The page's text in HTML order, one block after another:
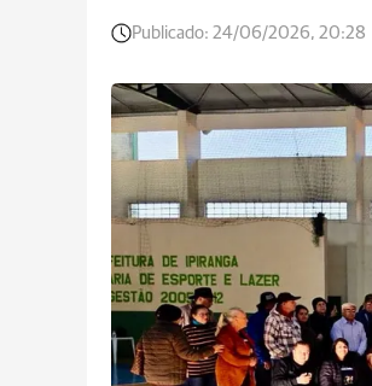
Publicado: 24/06/2026, 20:28